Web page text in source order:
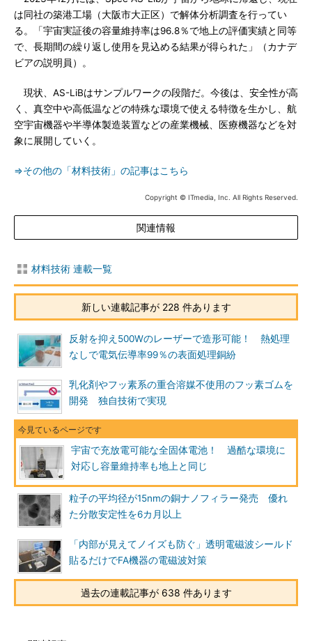
は同社の築港工場（大阪市大正区）で解体分析調査を行ってい
る。「宇宙実証後の容量維持率は96.8％で地上の評価実績と同等
で、長期間の繰り返し使用を見込める結果が得られた」（カナデ
ビアの説明員）。
現状、AS-LiBはサンプルワークの段階だ。今後は、安全性が高
く、真空中や高低温などの特殊な環境で使える特徴を生かし、航
空宇宙機器や半導体製造装置などの産業機械、医療機器などを対
象に展開していく。
⇒その他の「材料技術」の記事はこちら
Copyright © ITmedia, Inc. All Rights Reserved.
関連情報
材料技術 連載一覧
新しい連載記事が 228 件あります
反射を抑え500Wのレーザーで造形可能！ 熱処理
なしで電気伝導率99％の表面処理銅紛
乳化剤やフッ素系の重合溶媒不使用のフッ素ゴムを
開発 独自技術で実現
宇宙で充放電可能な全固体電池！ 過酷な環境に
対応し容量維持率も地上と同じ
粒子の平均径が15nmの銅ナノフィラー発売 優れ
た分散安定性を6カ月以上
「内部が見えてノイズも防ぐ」透明電磁波シールド
貼るだけでFA機器の電磁波対策
過去の連載記事が 638 件あります